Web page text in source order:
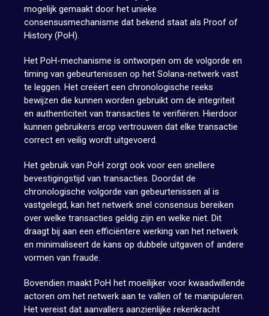
mogelijk gemaakt door het unieke
consensusmechanisme dat bekend staat als Proof of
History (PoH).
Het PoH-mechanisme is ontworpen om de volgorde en
timing van gebeurtenissen op het Solana-netwerk vast
te leggen. Het creëert een chronologische reeks
bewijzen die kunnen worden gebruikt om de integriteit
en authenticiteit van transacties te verifiëren. Hierdoor
kunnen gebruikers erop vertrouwen dat elke transactie
correct en veilig wordt uitgevoerd.
Het gebruik van PoH zorgt ook voor een snellere
bevestigingstijd van transacties. Doordat de
chronologische volgorde van gebeurtenissen al is
vastgelegd, kan het netwerk snel consensus bereiken
over welke transacties geldig zijn en welke niet. Dit
draagt bij aan een efficiëntere werking van het netwerk
en minimaliseert de kans op dubbele uitgaven of andere
vormen van fraude.
Bovendien maakt PoH het moeilijker voor kwaadwillende
actoren om het netwerk aan te vallen of te manipuleren.
Het vereist dat aanvallers aanzienlijke rekenkracht